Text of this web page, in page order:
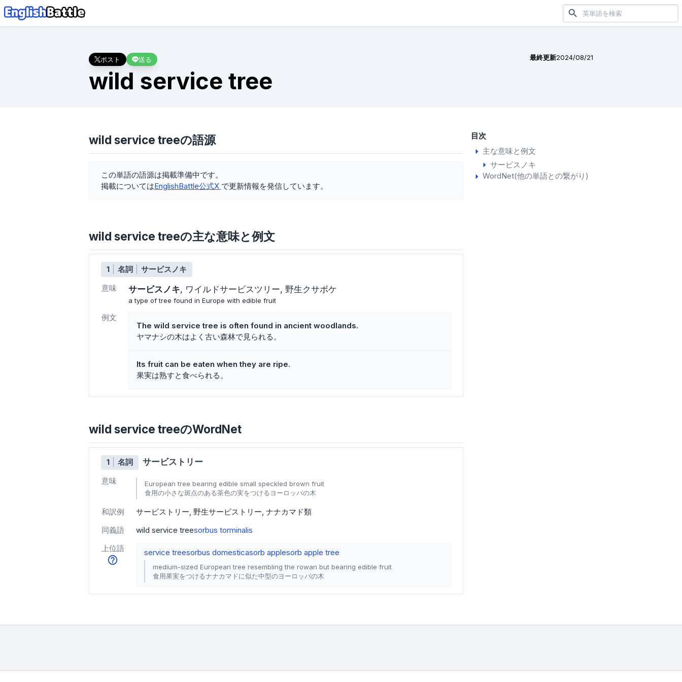
ポスト 送る 最終更新2024/08/21
wild service tree
目次
主な意味と例文
サービスノキ
WordNet(他の単語との繋がり)
wild service treeの語源
この単語の語源は掲載準備中です。
掲載についてはEnglishBattle公式X で更新情報を発信しています。
wild service treeの主な意味と例文
1 名詞
サービスノキ
意味
サービスノキ ワイルドサービスツリー 野生クサボケ
a type of tree found in Europe with edible fruit
例文
The wild service tree is often found in ancient woodlands.
ヤマナシの木はよく古い森林で見られる。
Its fruit can be eaten when they are ripe.
果実は熟すと食べられる。
wild service treeのWordNet
1 名詞 サービストリー
意味
European tree bearing edible small speckled brown fruit
食用の小さな斑点のある茶色の実をつけるヨーロッパの木
和訳例 サービストリー 野生サービストリー ナナカマド類
同義語
wild service treesorbus torminalis
上位語
service treesorbus domesticasorb applesorb apple tree
medium-sized European tree resembling the rowan but bearing edible fruit
食用果実をつけるナナカマドに似た中型のヨーロッパの木